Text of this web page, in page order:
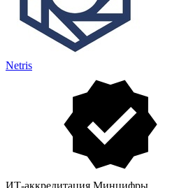
Netris
ИТ-аккредитация Минцифры